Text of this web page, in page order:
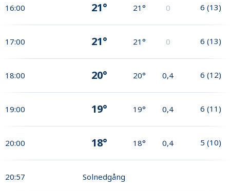
16:00 21° 21° 0 6 (13)
17:00 21° 21° 0 6 (13)
18:00 20° 20° 0,4 6 (12)
19:00 19° 19° 0,4 6 (11)
20:00 18° 18° 0,4 5 (10)
20:57 Solnedgång